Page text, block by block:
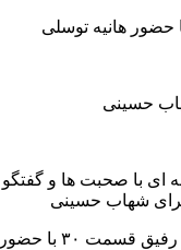
حسینى
ای با صحبت ها و
شهاب حسینی
با حضور هانیه توسلی